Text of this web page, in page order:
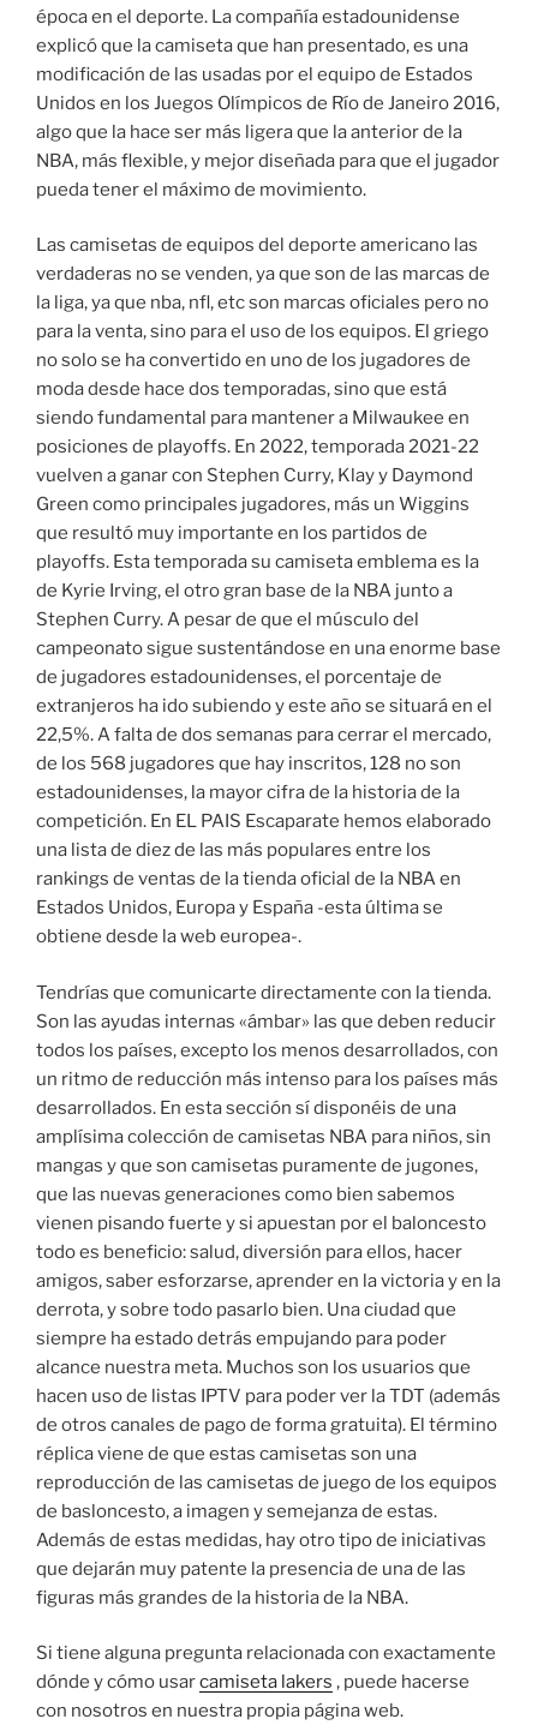
época en el deporte. La compañía estadounidense
explicó que la camiseta que han presentado, es una
modificación de las usadas por el equipo de Estados
Unidos en los Juegos Olímpicos de Río de Janeiro 2016,
algo que la hace ser más ligera que la anterior de la
NBA, más flexible, y mejor diseñada para que el jugador
pueda tener el máximo de movimiento.
Las camisetas de equipos del deporte americano las
verdaderas no se venden, ya que son de las marcas de
la liga, ya que nba, nfl, etc son marcas oficiales pero no
para la venta, sino para el uso de los equipos. El griego
no solo se ha convertido en uno de los jugadores de
moda desde hace dos temporadas, sino que está
siendo fundamental para mantener a Milwaukee en
posiciones de playoffs. En 2022, temporada 2021-22
vuelven a ganar con Stephen Curry, Klay y Daymond
Green como principales jugadores, más un Wiggins
que resultó muy importante en los partidos de
playoffs. Esta temporada su camiseta emblema es la
de Kyrie Irving, el otro gran base de la NBA junto a
Stephen Curry. A pesar de que el músculo del
campeonato sigue sustentándose en una enorme base
de jugadores estadounidenses, el porcentaje de
extranjeros ha ido subiendo y este año se situará en el
22,5%. A falta de dos semanas para cerrar el mercado,
de los 568 jugadores que hay inscritos, 128 no son
estadounidenses, la mayor cifra de la historia de la
competición. En EL PAIS Escaparate hemos elaborado
una lista de diez de las más populares entre los
rankings de ventas de la tienda oficial de la NBA en
Estados Unidos, Europa y España -esta última se
obtiene desde la web europea-.
Tendrías que comunicarte directamente con la tienda.
Son las ayudas internas «ámbar» las que deben reducir
todos los países, excepto los menos desarrollados, con
un ritmo de reducción más intenso para los países más
desarrollados. En esta sección sí disponéis de una
amplísima colección de camisetas NBA para niños, sin
mangas y que son camisetas puramente de jugones,
que las nuevas generaciones como bien sabemos
vienen pisando fuerte y si apuestan por el baloncesto
todo es beneficio: salud, diversión para ellos, hacer
amigos, saber esforzarse, aprender en la victoria y en la
derrota, y sobre todo pasarlo bien. Una ciudad que
siempre ha estado detrás empujando para poder
alcance nuestra meta. Muchos son los usuarios que
hacen uso de listas IPTV para poder ver la TDT (además
de otros canales de pago de forma gratuita). El término
réplica viene de que estas camisetas son una
reproducción de las camisetas de juego de los equipos
de basloncesto, a imagen y semejanza de estas.
Además de estas medidas, hay otro tipo de iniciativas
que dejarán muy patente la presencia de una de las
figuras más grandes de la historia de la NBA.
Si tiene alguna pregunta relacionada con exactamente
dónde y cómo usarcamiseta lakers , puede hacerse
con nosotros en nuestra propia página web.